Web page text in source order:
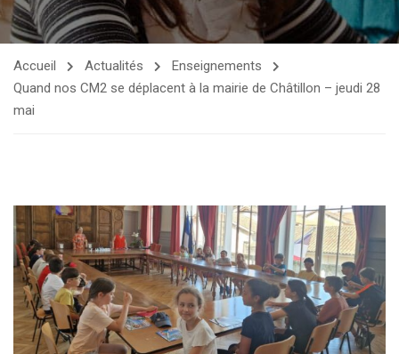
Accueil Actualités
Enseignements
Quand nos CM2 se déplacent à la mairie de Châtillon – jeudi 28
mai